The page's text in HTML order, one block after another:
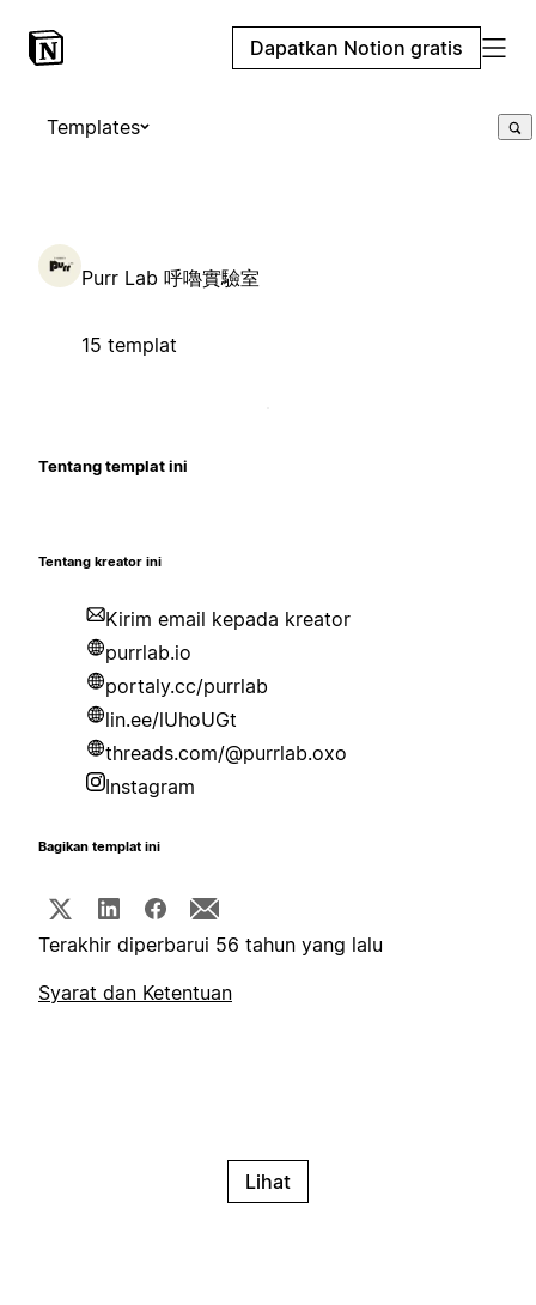
Dapatkan Notion gratis
Templates
Purr Lab 呼嚕實驗室
15 templat
Tentang templat ini
Tentang kreator ini
Kirim email kepada kreator
purrlab.io
portaly.cc/purrlab
lin.ee/lUhoUGt
threads.com/@purrlab.oxo
Instagram
Bagikan templat ini
Terakhir diperbarui 56 tahun yang lalu
Syarat dan Ketentuan
Lihat